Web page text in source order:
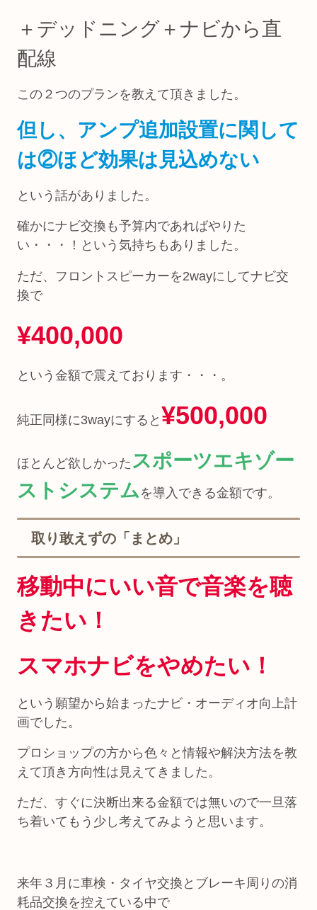
＋デッドニング＋ナビから直
配線
この２つのプランを教えて頂きました。
但し、アンプ追加設置に関して
は②ほど効果は見込めない
という話がありました。
確かにナビ交換も予算内であればやりた
い・・・！という気持ちもありました。
ただ、フロントスピーカーを2wayにしてナビ交
換で
¥400,000
という金額で震えております・・・。
純正同様に3wayにすると ¥500,000
ほとんど欲しかったスポーツエキゾー
ストシステムを導入できる金額です。
取り敢えずの「まとめ」
移動中にいい音で音楽を聴
きたい！
スマホナビをやめたい！
という願望から始まったナビ・オーディオ向上計
画でした。
プロショップの方から色々と情報や解決方法を教
えて頂き方向性は見えてきました。
ただ、すぐに決断出来る金額では無いので一旦落
ち着いてもう少し考えてみようと思います。
来年３月に車検・タイヤ交換とブレーキ周りの消
耗品交換を控えている中で